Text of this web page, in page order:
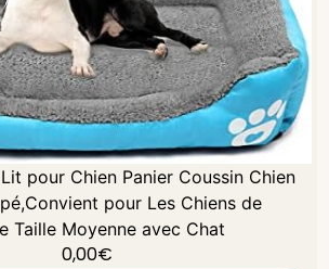
Lit pour Chien Panier Coussin Chien
pour Les Chiens de
Taille Moyenne avec Chat
0,00€